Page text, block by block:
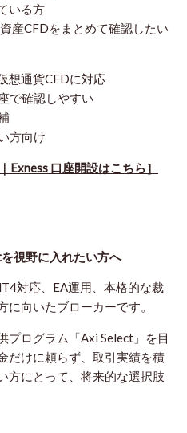
いる方
産CFDをまとめて確認したい
想通貨CFDに対応
で確認しやすい
方向け
口座開設はこちら］
視野に入れたい方へ
対応、EA運用、本格的な裁
向いたブローカーです。
プログラム「Axi Select」を目
だけに頼らず、取引実績を積
方にとって、将来的な選択肢